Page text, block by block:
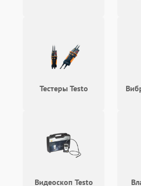
Неисправность
Неисправность системы
автоматического
отключения
Тестеры Testo
Видеоскоп Testo